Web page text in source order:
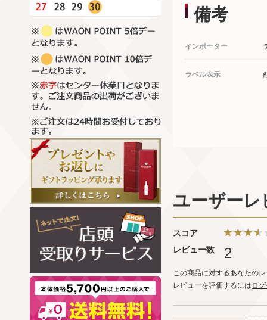
備考
インポーター
ラベル表示
ユーザーレ
スコア
レビュー数
2
この商品に対するあなたの
レビューを評価するには ロ